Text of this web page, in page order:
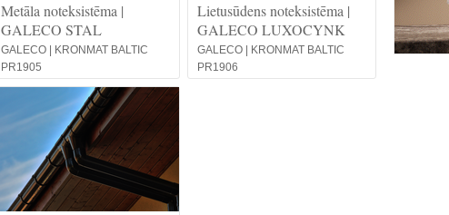
Metāla noteksistēma |
GALECO STAL
GALECO | KRONMAT BALTIC
PR1905
Lietusūdens noteksistēma |
GALECO LUXOCYNK
GALECO | KRONMAT BALTIC
PR1906